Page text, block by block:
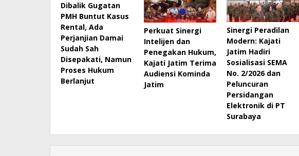
Dibalik Gugatan
PMH Buntut Kasus
Rental, Ada
Perjanjian Damai
Sudah Sah
Disepakati, Namun
Proses Hukum
Berlanjut
Perkuat Sinergi
Intelijen dan
Penegakan Hukum,
Kajati Jatim Terima
Audiensi Kominda
Jatim
Sinergi Peradilan
Modern: Kajati
Jatim Hadiri
Sosialisasi SEMA
No. 2/2026 dan
Peluncuran
Persidangan
Elektronik di PT
Surabaya